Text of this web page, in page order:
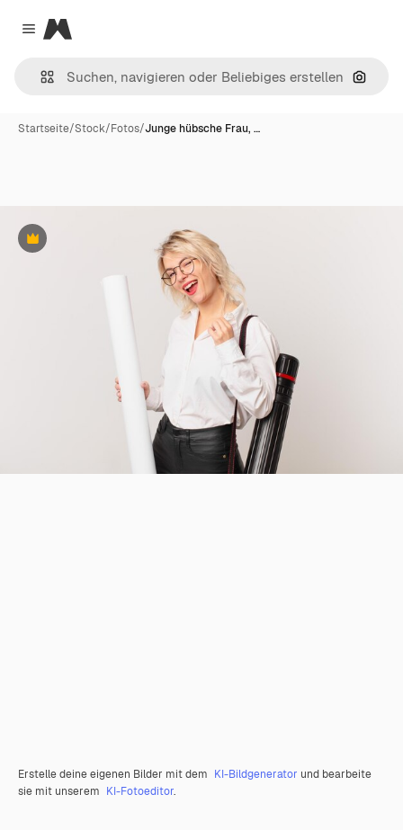
Close menu
Magnific
Nach
Startseite/Stock/Fotos/Junge hübsche Frau, …
Premium
Erstelle deine eigenen Bilder mit dem KI-Bildgenerator und bearbeite
sie mit unserem KI-Fotoeditor.